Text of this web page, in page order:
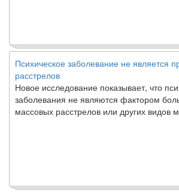
Психическое заболевание не является
расстрелов
Новое исследование показывает, что
заболевания не являются фактором
массовых расстрелов или других видов